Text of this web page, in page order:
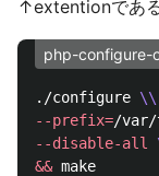
↑extentionであ
php-configure-
./configure \\
--prefix=/var/
--disable-all
&&